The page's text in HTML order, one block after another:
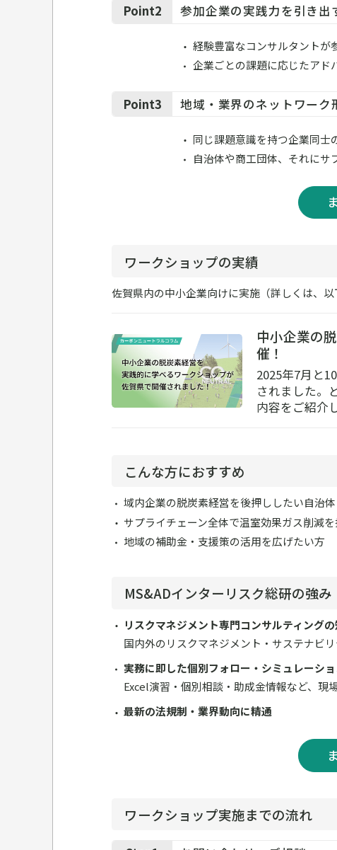
Point2 参加企業の実践力を引き出
経験豊富なコンサルタントが
企業ごとの課題に応じたアド
Point3 地域・業界のネットワーク
同じ課題意識を持つ企業同士
自治体や商工団体、それに
ワークショップの実績
佐賀県内の中小企業向けに実施（詳しくは、以
中小企業の
催！
2025年7月と
されました。
内容をご紹介
こんな方におすすめ
域内企業の脱炭素経営を後押ししたい自治
サプライチェーン全体で温室効果ガス削減
地域の補助金・支援策の活用を広げたい方
MS&ADインターリスク総研の強み
リスクマネジメント専門コンサルティング
国内外のリスクマネジメント・サステナビ
実務に即した個別フォロー・シミュレーシ
Excel演習・個別相談・助成金情報など、現
最新の法規制・業界動向に精通
ワークショップ実施までの流れ